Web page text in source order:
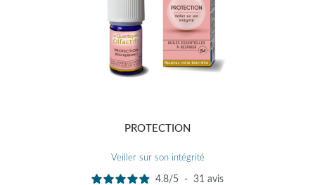
PROTECTION
Veiller sur son intégrité
4.8/5 - 31 avis